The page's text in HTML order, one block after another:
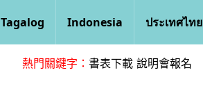
Tagalog Indonesia ประเทศไทย
熱門關鍵字： 書表下載 說明會報名